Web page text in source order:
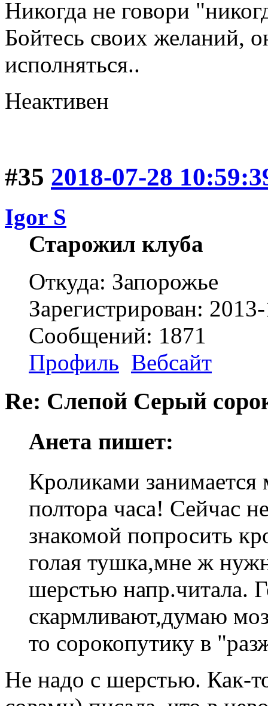
Никогда не говори
Бойтесь своих желаний,
исполняться..
Неактивен
#35 2018-07-28
Igor S
Старожил клуба
Откуда: Запорожье
Зарегистрирован:
Сообщений: 1871
Профиль Вебсайт
Re: Слепой Серый
Анета пишет:
Кроликами занимается
полтора часа! Сейчас
знакомой попросить
голая тушка,мне ж
шерстью напр.читала.
скармливают,думаю
то сорокопутику в
Не надо с шерстью. Как-